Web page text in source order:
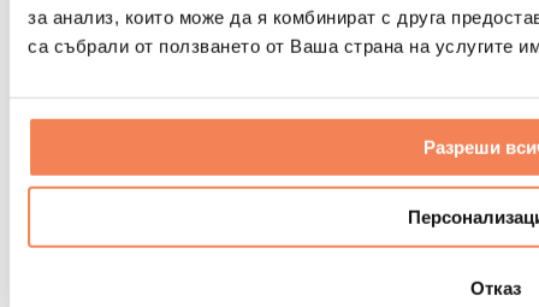
за анализ, които може да я комбинират с друга
са събрали от ползването от Ваша страна на услугите
Разреши
Отказ
Бойни спортове
Колоездене
Студена терапия
Плуване
Биохакинг
Филтри и кани за вода